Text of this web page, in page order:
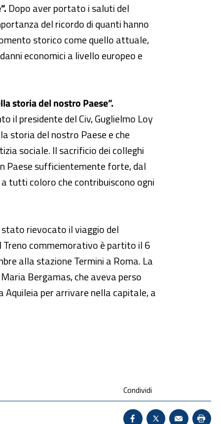
Dopo aver portato i saluti del
del ricordo di quanti hanno
storico come quello attuale,
economici a livello europeo e
storia del nostro Paese”.
il presidente del Civ, Guglielmo Loy
storia del nostro Paese e che
sociale. Il sacrificio dei colleghi
Paese sufficientemente forte, dal
tutti coloro che contribuiscono ogni
stato rievocato il viaggio del
commemorativo è partito il 6
alla stazione Termini a Roma. La
Bergamas, che aveva perso
per arrivare nella capitale, a
Condividi